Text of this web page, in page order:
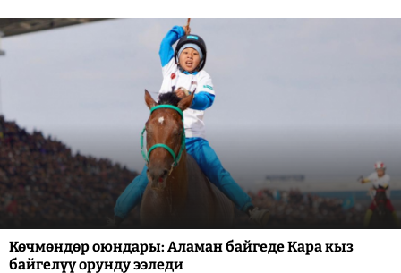
Көчмөндөр оюндары: Аламан байгеде Кара кыз
байгелүү орунду ээледи